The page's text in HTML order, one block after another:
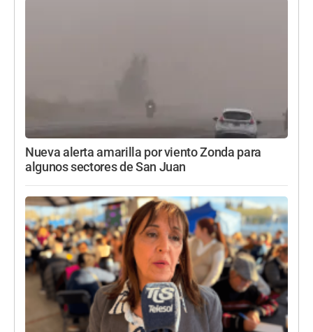
Nueva alerta amarilla por viento Zonda para
algunos sectores de San Juan